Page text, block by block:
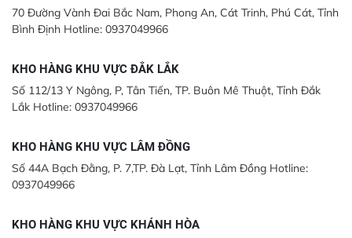
70 Đường Vành Đai Bắc Nam, Phong An, Cát Trinh, Phú Cát, Tỉnh
Bình Định Hotline: 0937049966
KHO HÀNG KHU VỰC ĐẮK LẮK
Số 112/13 Y Ngông, P, Tân Tiến, TP. Buôn Mê Thuột, Tỉnh Đắk
Lắk Hotline: 0937049966
KHO HÀNG KHU VỰC LÂM ĐỒNG
Số 44A Bạch Đằng, P. 7,TP. Đà Lạt, Tỉnh Lâm Đồng Hotline:
0937049966
KHO HÀNG KHU VỰC KHÁNH HÒA